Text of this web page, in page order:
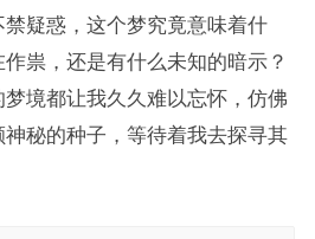
疑惑，这个梦究竟意味着什
祟，还是有什么未知的暗示？
境都让我久久难以忘怀，仿佛
秘的种子，等待着我去探寻其